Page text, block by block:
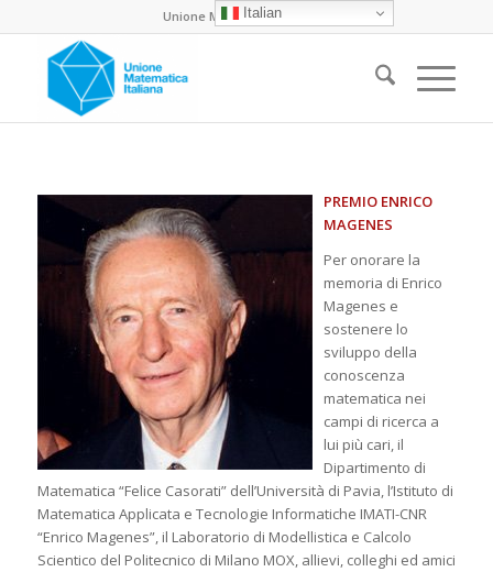
Unione Matematica Italiana
PREMIO ENRICO
MAGENES
Per onorare la
memoria di Enrico
Magenes e
sostenere lo
sviluppo della
conoscenza
matematica nei
campi di ricerca a
lui più cari, il
Dipartimento di
Matematica “Felice Casorati” dell’Università di Pavia, l’Istituto di
Matematica Applicata e Tecnologie Informatiche IMATI-CNR
“Enrico Magenes”, il Laboratorio di Modellistica e Calcolo
Scientico del Politecnico di Milano MOX, allievi, colleghi ed amici
Italian